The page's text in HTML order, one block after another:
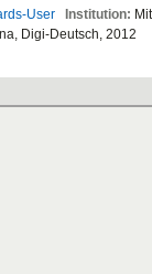
User Institution:
Digi-Deutsch, 2012